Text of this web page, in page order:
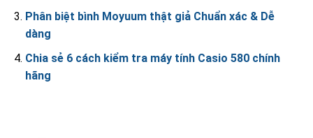
Phân biệt bình Moyuum thật giả Chuẩn xác & Dễ
dàng
Chia sẻ 6 cách kiểm tra máy tính Casio 580 chính
hãng